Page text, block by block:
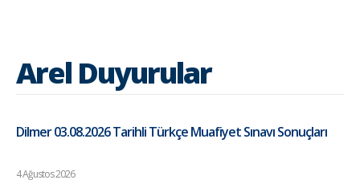
Arel Duyurular
Dilmer 03.08.2026 Tarihli Türkçe Muafiyet Sınavı Sonuçları
4 Ağustos 2026